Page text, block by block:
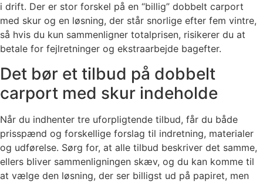
i drift. Der er stor forskel på en “billig” dobbelt carport
med skur og en løsning, der står snorlige efter fem vintre,
så hvis du kun sammenligner totalprisen, risikerer du at
betale for fejlretninger og ekstraarbejde bagefter.
Det bør et tilbud på dobbelt
carport med skur indeholde
Når du indhenter tre uforpligtende tilbud, får du både
prisspænd og forskellige forslag til indretning, materialer
og udførelse. Sørg for, at alle tilbud beskriver det samme,
ellers bliver sammenligningen skæv, og du kan komme til
at vælge den løsning, der ser billigst ud på papiret, men